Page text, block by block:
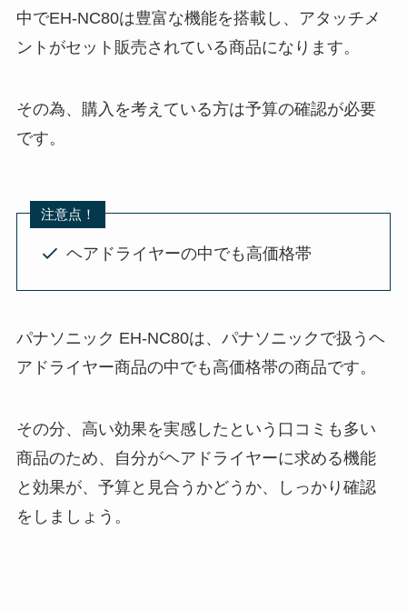
中でEH-NC80は豊富な機能を搭載し、アタッチメ
ントがセット販売されている商品になります。
その為、購入を考えている方は予算の確認が必要
です。
注意点！
ヘアドライヤーの中でも高価格帯
パナソニック EH-NC80は、パナソニックで扱うヘ
アドライヤー商品の中でも高価格帯の商品です。
その分、高い効果を実感したという口コミも多い
商品のため、自分がヘアドライヤーに求める機能
と効果が、予算と見合うかどうか、しっかり確認
をしましょう。